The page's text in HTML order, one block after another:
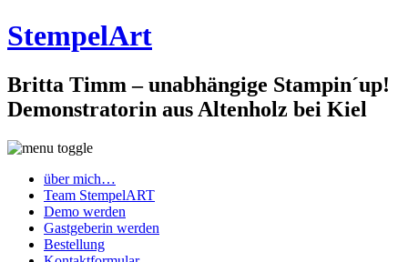
StempelArt
Britta Timm – unabhängige Stampin´up!
Demonstratorin aus Altenholz bei Kiel
über mich…
Team StempelART
Demo werden
Gastgeberin werden
Bestellung